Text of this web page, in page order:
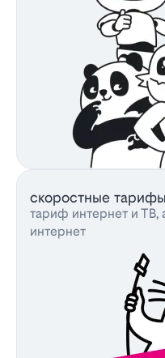
скоростные тарифы
тариф интернет и ТВ,
интернет